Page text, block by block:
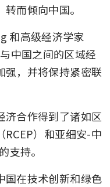
而倾向中国。
和高级经济学家
中国之间的区域经
强，并将保持紧密联
济合作得到了诸如区
RCEP）和亚细安-中
支持。
在技术创新和绿色